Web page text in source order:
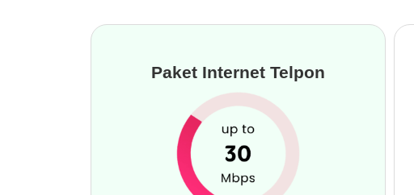
Paket Internet Telpon